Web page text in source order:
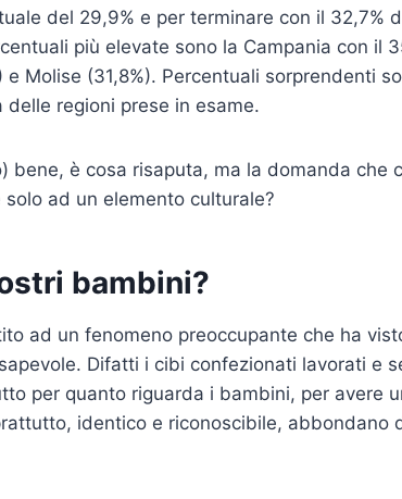
del 29,9% e per terminare con il 32,7%
più elevate sono la Campania con il
e Molise (31,8%). Percentuali sorprendenti
regioni prese in esame.
bene, è cosa risaputa, ma la domanda che
ad un elemento culturale?
bambini?
ad un fenomeno preoccupante che ha
Difatti i cibi confezionati lavorati e
per quanto riguarda i bambini, per avere
identico e riconoscibile, abbondano